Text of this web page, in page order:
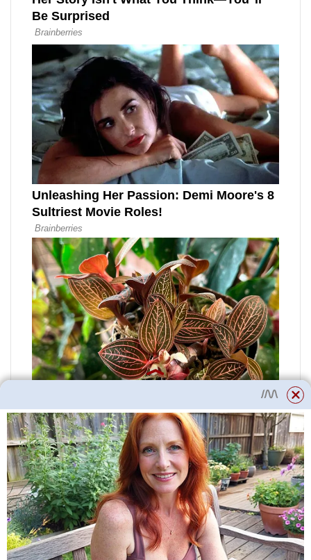
Škůdci
Přestože je orchidej Ludisia
obvykle odolná vůči chorobám a
škůdcům, někdy ji mohou